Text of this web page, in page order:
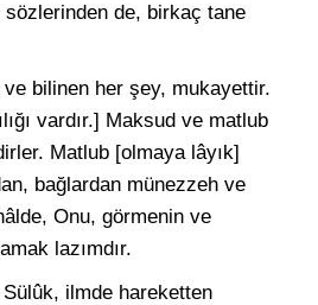
sözlerinden de, birkaç tane
bilinen her şey, mukayettir.
vardır.] Maksud ve matlub
Matlub [olmaya lâyık]
bağlardan münezzeh ve
Onu, görmenin ve
lazımdır.
ilmde hareketten